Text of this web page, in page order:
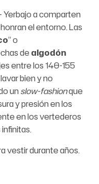
Yerbajo a comparten
el entorno. Las
” o
dealgodón
entre los 140-155
bien y no
unslow-fashionque
y presión en los
en los vertederos
vestir durante años.